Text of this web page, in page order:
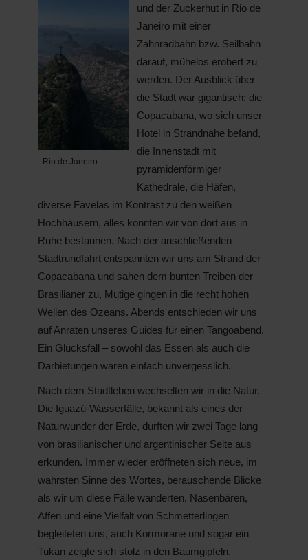
Rio de Janeiro.
und der Zuckerhut in Rio de
Janeiro mit einer
Zahnradbahn bzw. Seilbahn
darauf, mühelos erobert zu
werden. Der Ausblick über
die Stadt war gigantisch: die
Copacabana, wo sich unser
Hotel in Strandnähe befand,
die Innenstadt mit
pyramidenförmiger
Kathedrale, die Häfen,
diverse Favelas im Kontrast zu den weißen
Hochhäusern, alles konnten wir von dort aus in
Ruhe bestaunen. Nach der anschließenden
Stadtrundfahrt entspannten wir uns am Strand der
Copacabana und sahen dem bunten Treiben der
Brasilianer zu, Mutige gingen in die recht hohen
Wellen des Ozeans. Abends entschieden wir uns
auf Anraten unseres Guides für einen Tangoabend.
Ein Glücksfall – sowohl das Essen als auch die
Darbietungen waren einfach unvergesslich.
Nach dem Stadtleben wechselten wir in die Natur.
Die Iguazú-Wasserfälle, bekannt als eines der
Naturwunder der Erde, durften wir zwei Tage lang
von brasilianischer und argentinischer Seite aus
erkunden. Immer wieder eröffneten sich neue, im
wahrsten Sinne des Wortes, berauschende Blicke
als wir um diese Fälle wanderten, Nasenbären,
Affen und eine Vielfalt von Schmetterlingen
begleiteten uns, auch Kormorane und sogar ein
Tukan zeigte sich stolz in den Baumgipfeln.